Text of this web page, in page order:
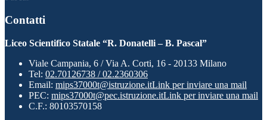
Contatti
Liceo Scientifico Statale “R. Donatelli – B. Pascal”
Viale Campania, 6 / Via A. Corti, 16 - 20133 Milano
Tel: 02.70126738 / 02.2360306
Email: mips37000t@istruzione.itLink per inviare una mail
PEC: mips37000t@pec.istruzione.itLink per inviare una mail
C.F.: 80103570158